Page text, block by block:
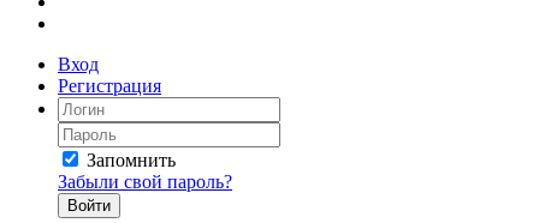
Вход
Регистрация
Запомнить
Забыли свой пароль?